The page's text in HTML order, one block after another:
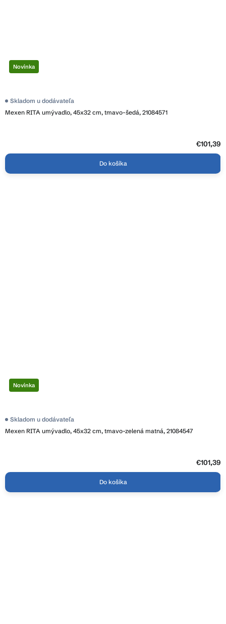
Novinka
Mexen RITA umývadlo, 45x32 cm, tmavo-šedá, 21084571
Skladom u dodávateľa
€101,39
Do košíka
Novinka
Mexen RITA umývadlo, 45x32 cm, tmavo-zelená matná, 21084547
Skladom u dodávateľa
€101,39
Do košíka